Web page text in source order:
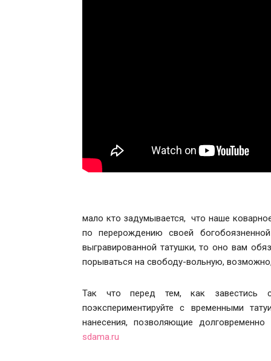
мало кто задумывается, что наше
по перерождению своей
выгравированной татушки, то оно вам
порываться на свободу-вольную,
Так что перед тем, как завестись
поэкспериментируйте с временными
нанесения, позволяющие
sdama.ru